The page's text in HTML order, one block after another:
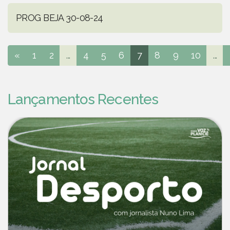
PROG BEJA 30-08-24
« 1 2 ... 4 5 6 7 8 9 10 ...
Lançamentos Recentes